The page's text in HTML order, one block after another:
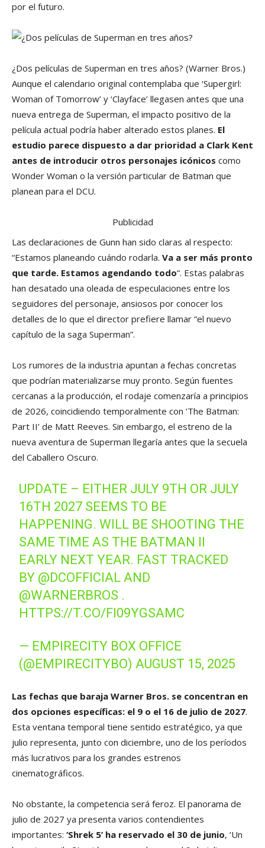
por el futuro.
¿Dos películas de Superman en tres años? (Warner Bros.)
Aunque el calendario original contemplaba que ‘Supergirl:
Woman of Tomorrow’ y ‘Clayface’ llegasen antes que una
nueva entrega de Superman, el impacto positivo de la
película actual podría haber alterado estos planes. El
estudio parece dispuesto a dar prioridad a Clark Kent
antes de introducir otros personajes icónicos como
Wonder Woman o la versión particular de Batman que
planean para el DCU.
Publicidad
Las declaraciones de Gunn han sido claras al respecto:
“Estamos planeando cuándo rodarla. Va a ser más pronto
que tarde. Estamos agendando todo“. Estas palabras
han desatado una oleada de especulaciones entre los
seguidores del personaje, ansiosos por conocer los
detalles de lo que el director prefiere llamar “el nuevo
capítulo de la saga Superman”.
Los rumores de la industria apuntan a fechas concretas
que podrían materializarse muy pronto. Según fuentes
cercanas a la producción, el rodaje comenzaría a principios
de 2026, coincidiendo temporalmente con ‘The Batman:
Part II’ de Matt Reeves. Sin embargo, el estreno de la
nueva aventura de Superman llegaría antes que la secuela
del Caballero Oscuro.
UPDATE – EITHER JULY 9TH OR JULY
16TH 2027 SEEMS TO BE
HAPPENING. WILL BE SHOOTING THE
SAME TIME AS THE BATMAN II
EARLY NEXT YEAR. FAST TRACKED
BY @DCOFFICIAL AND
@WARNERBROS .
HTTPS://T.CO/FI09YGSAMC
— EMPIRECITY BOX OFFICE
(@EMPIRECITYBO)AUGUST 15, 2025
Las fechas que baraja Warner Bros. se concentran en
dos opciones específicas: el 9 o el 16 de julio de 2027.
Esta ventana temporal tiene sentido estratégico, ya que
julio representa, junto con diciembre, uno de los períodos
más lucrativos para los grandes estrenos
cinematográficos.
No obstante, la competencia será feroz. El panorama de
julio de 2027 ya presenta varios contendientes
importantes: ‘Shrek 5’ ha reservado el 30 de junio, ‘Un